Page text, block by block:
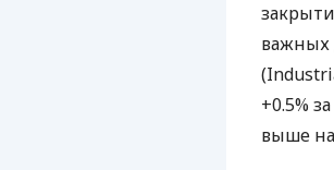
важных
+0.5%
выше